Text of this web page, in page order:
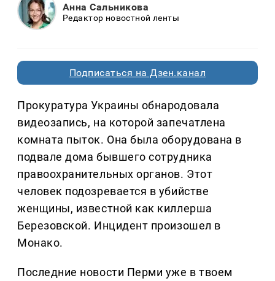
Анна Сальникова
Редактор новостной ленты
Подписаться на Дзен.канал
Прокуратура Украины обнародовала
видеозапись, на которой запечатлена
комната пыток. Она была оборудована в
подвале дома бывшего сотрудника
правоохранительных органов. Этот
человек подозревается в убийстве
женщины, известной как киллерша
Березовской. Инцидент произошел в
Монако.
Последние новости Перми уже в твоем